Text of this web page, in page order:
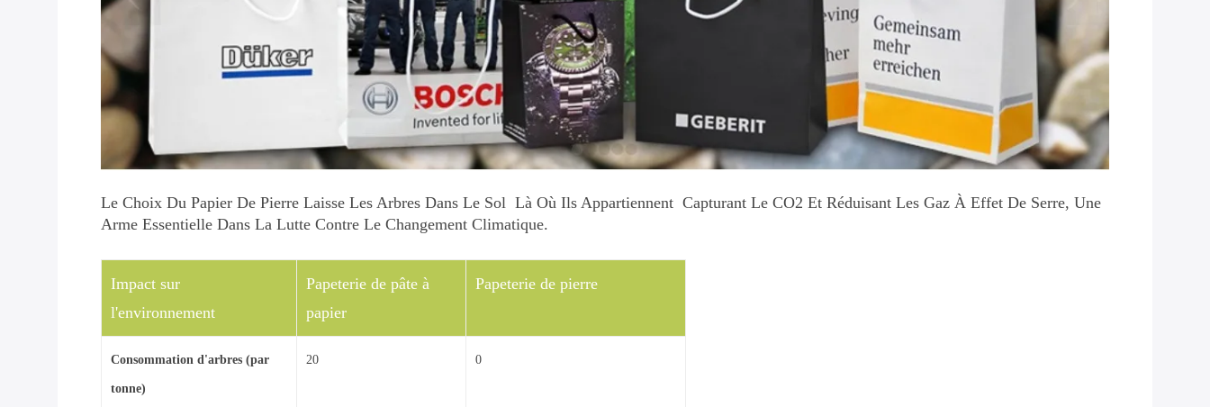
Le Choix Du Papier De Pierre Laisse Les Arbres Dans Le Sol  Là Où Ils Appartiennent  Capturant Le CO2 Et Réduisant Les Gaz À Effet De Serre, Une
Arme Essentielle Dans La Lutte Contre Le Changement Climatique.
Impact sur
l'environnement
Papeterie de pâte à
papier
Papeterie de pierre
Consommation d'arbres (par
tonne)
20 0